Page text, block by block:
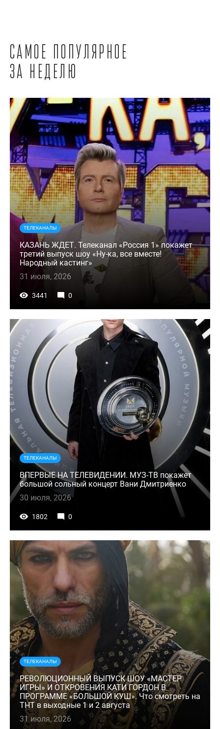
Самое популярное
за неделю
ТЕЛЕКАНАЛЫ
КАЗАНЬ ЖДЕТ. Телеканал «Россия 1» покажет
третий выпуск шоу «Ну-ка, все вместе!
Народный кастинг»
31 июля, 2026
3441 0
ТЕЛЕКАНАЛЫ
ВПЕРВЫЕ НА ТЕЛЕВИДЕНИИ. МУЗ-ТВ покажет
большой сольный концерт Вани Дмитриенко
30 июля, 2026
1802 0
ТЕЛЕКАНАЛЫ
РЕВОЛЮЦИОННЫЙ ВЫПУСК ШОУ «МАСТЕР
ИГРЫ» И ОТКРОВЕНИЯ КАТИ ГОРДОН В
ПРОГРАММЕ «БОЛЬШОЙ КУШ». Что смотреть на
ТНТ в выходные 1 и 2 августа
31 июля, 2026